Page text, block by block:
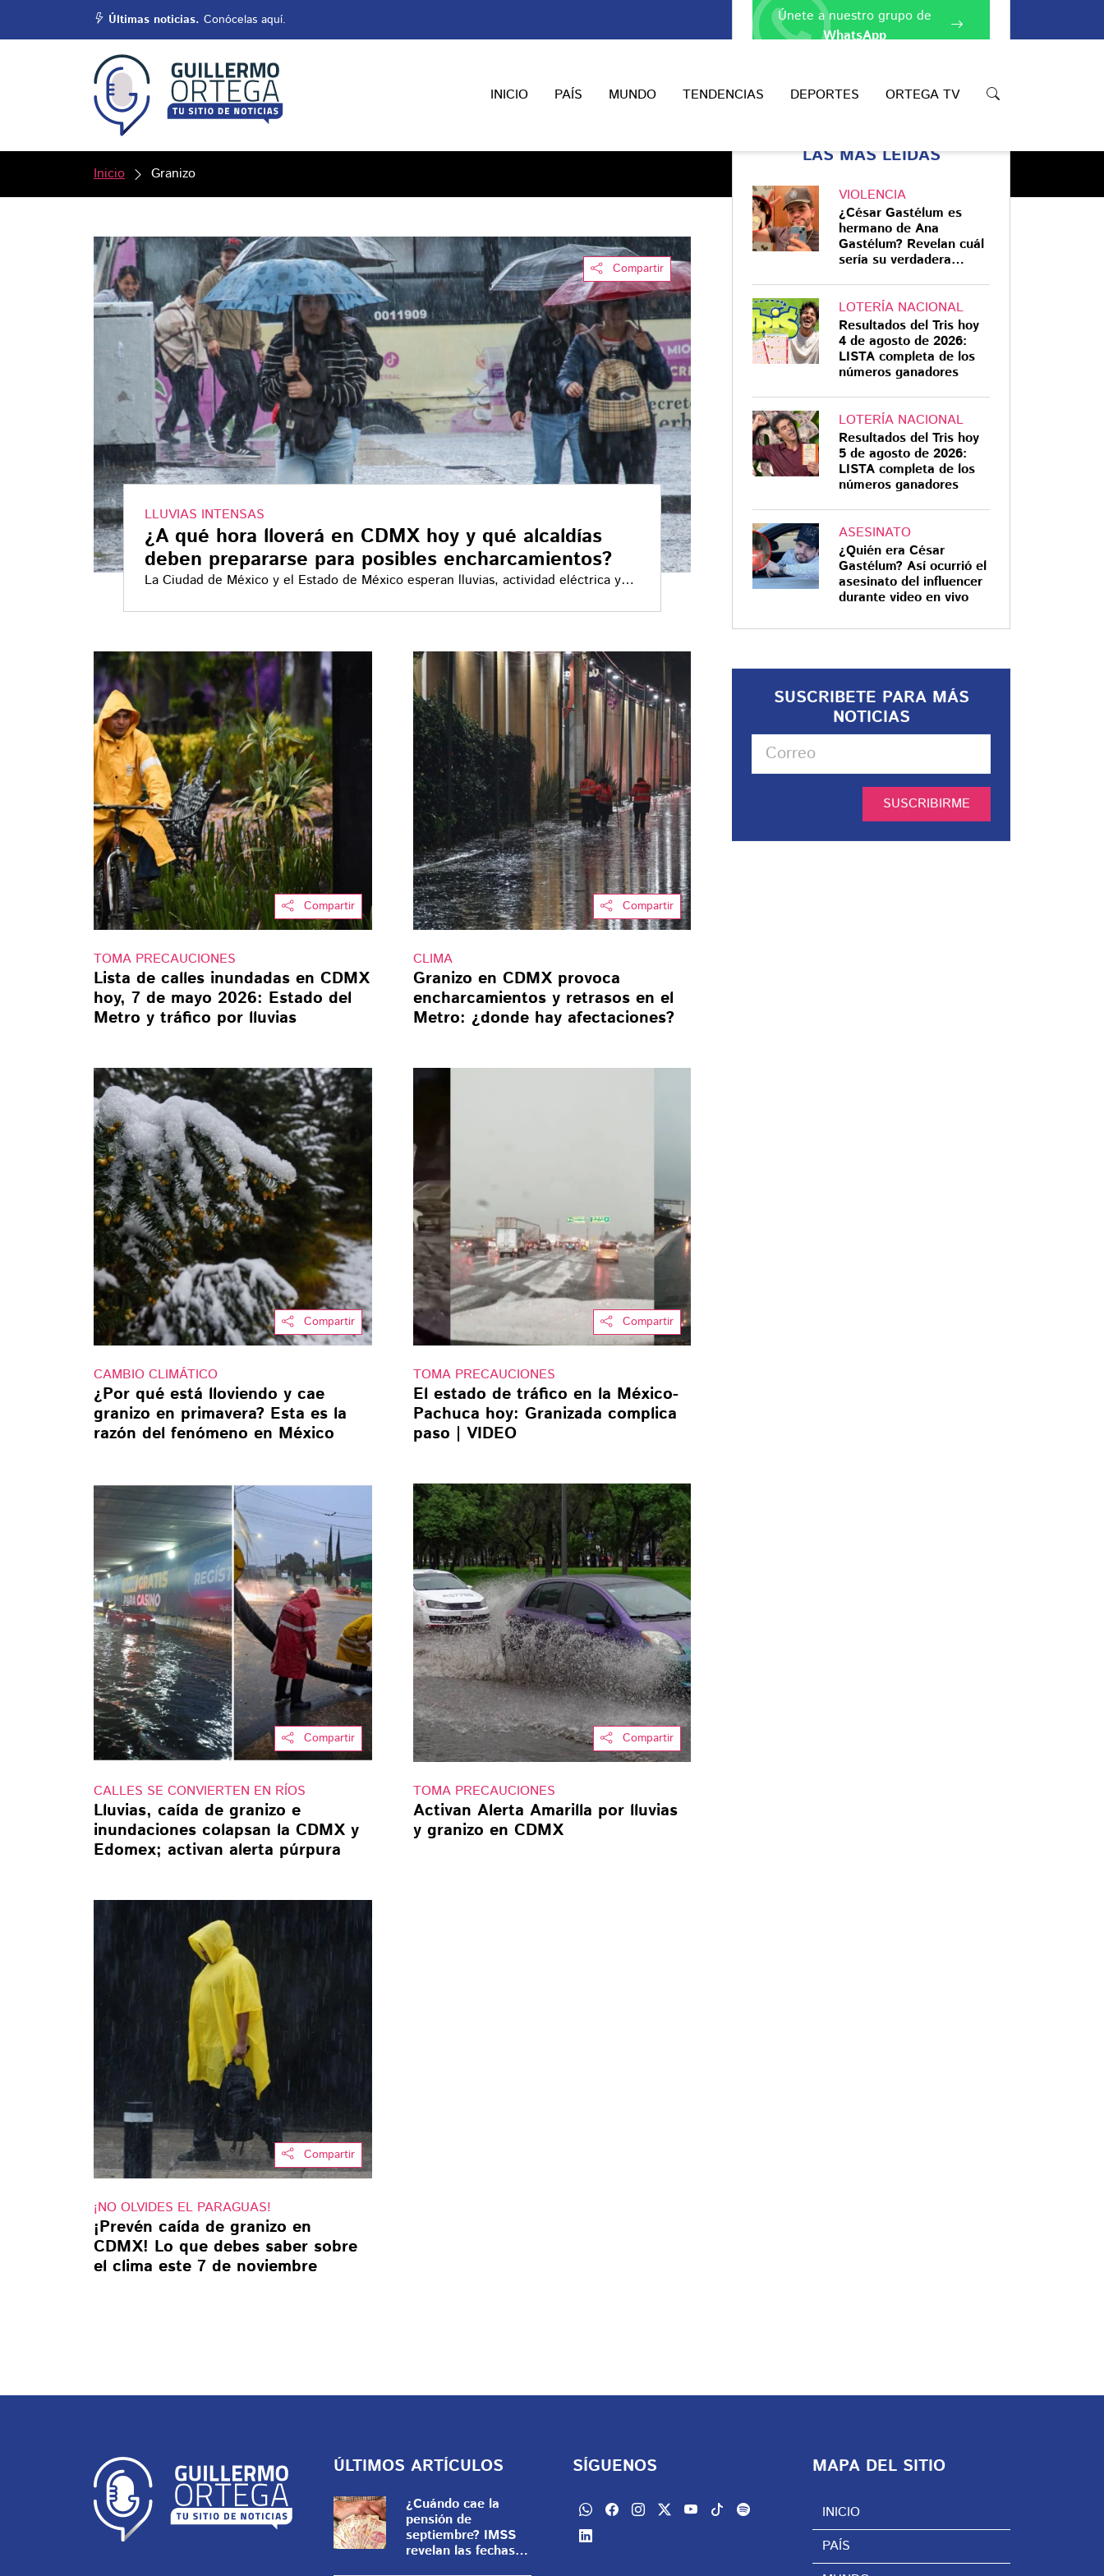
Últimas noticias. Conócelas aquí.
INICIO PAÍS MUNDO TENDENCIAS DEPORTES ORTEGA TV
Inicio Granizo
Compartir
LLUVIAS INTENSAS
¿A qué hora lloverá en CDMX hoy y qué alcaldías
deben prepararse para posibles encharcamientos?
La Ciudad de México y el Estado de México esperan lluvias, actividad eléctrica y
Compartir
LLUVIA HISTÓRICA
Cuajimalpa bajo el
agua: VIDEOS
muestran el caos tras
intensa tormenta con
granizo
Las imágenes que comenzaron a
circular durante la noche
corrientes de agua desbordadas
Compartir
TOMA PRECAUCIONES
Lista de calles inundadas en CDMX
hoy, 7 de mayo 2026: Estado del
Metro y tráfico por lluvias
Compartir
CLIMA
Granizo en CDMX provoca
encharcamientos y retrasos en el
Metro: ¿donde hay afectaciones?
Compartir
CAMBIO CLIMÁTICO
¿Por qué está lloviendo y cae
granizo en primavera? Esta es la
razón del fenómeno en México
Compartir
TOMA PRECAUCIONES
El estado de tráfico en la México-
Pachuca hoy: Granizada complica
paso | VIDEO
Compartir
CALLES SE CONVIERTEN EN RÍOS
Lluvias, caída de granizo e
inundaciones colapsan la CDMX y
Edomex; activan alerta púrpura
Compartir
TOMA PRECAUCIONES
Activan Alerta Amarilla por lluvias
y granizo en CDMX
Compartir
¡NO OLVIDES EL PARAGUAS!
¡Prevén caída de granizo en
CDMX! Lo que debes saber sobre
el clima este 7 de noviembre
Únete a nuestro grupo de
WhatsApp
LAS MÁS LEÍDAS
VIOLENCIA
¿César Gastélum es
hermano de Ana
Gastélum? Revelan cuál
sería su verdadera
LOTERÍA NACIONAL
Resultados del Tris hoy
4 de agosto de 2026:
LISTA completa de los
números ganadores
LOTERÍA NACIONAL
Resultados del Tris hoy
5 de agosto de 2026:
LISTA completa de los
números ganadores
ASESINATO
¿Quién era César
Gastélum? Así ocurrió el
asesinato del influencer
durante video en vivo
SUSCRIBETE PARA MÁS
NOTICIAS
SUSCRIBIRME
ÚLTIMOS ARTÍCULOS
¿Cuándo cae la
pensión de
septiembre? IMSS
revelan las fechas
SÍGUENOS MAPA DEL SITIO
INICIO
PAÍS